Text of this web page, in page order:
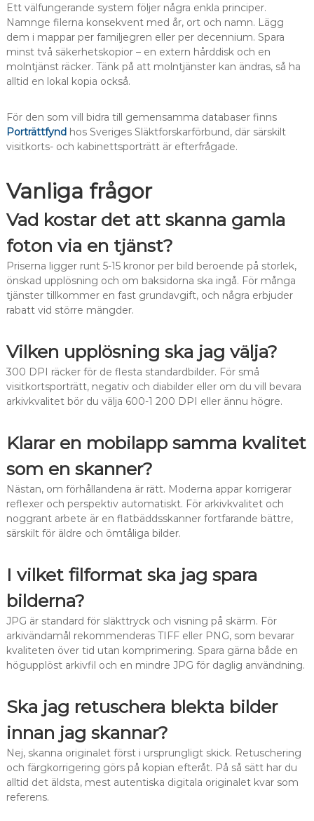
Ett välfungerande system följer några enkla principer.
Namnge filerna konsekvent med år, ort och namn. Lägg
dem i mappar per familjegren eller per decennium. Spara
minst två säkerhetskopior – en extern hårddisk och en
molntjänst räcker. Tänk på att molntjänster kan ändras, så ha
alltid en lokal kopia också.
För den som vill bidra till gemensamma databaser finns
Porträttfyndhos Sveriges Släktforskarförbund, där särskilt
visitkorts- och kabinettsporträtt är efterfrågade.
Vanliga frågor
Vad kostar det att skanna gamla
foton via en tjänst?
Priserna ligger runt 5-15 kronor per bild beroende på storlek,
önskad upplösning och om baksidorna ska ingå. För många
tjänster tillkommer en fast grundavgift, och några erbjuder
rabatt vid större mängder.
Vilken upplösning ska jag välja?
300 DPI räcker för de flesta standardbilder. För små
visitkortsporträtt, negativ och diabilder eller om du vill bevara
arkivkvalitet bör du välja 600-1 200 DPI eller ännu högre.
Klarar en mobilapp samma kvalitet
som en skanner?
Nästan, om förhållandena är rätt. Moderna appar korrigerar
reflexer och perspektiv automatiskt. För arkivkvalitet och
noggrant arbete är en flatbäddsskanner fortfarande bättre,
särskilt för äldre och ömtåliga bilder.
I vilket filformat ska jag spara
bilderna?
JPG är standard för släkttryck och visning på skärm. För
arkivändamål rekommenderas TIFF eller PNG, som bevarar
kvaliteten över tid utan komprimering. Spara gärna både en
högupplöst arkivfil och en mindre JPG för daglig användning.
Ska jag retuschera blekta bilder
innan jag skannar?
Nej, skanna originalet först i ursprungligt skick. Retuschering
och färgkorrigering görs på kopian efteråt. På så sätt har du
alltid det äldsta, mest autentiska digitala originalet kvar som
referens.